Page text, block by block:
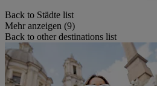
Back to Städte list
Mehr anzeigen (9)
Back to other destinations list